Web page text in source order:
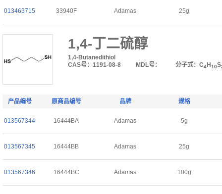
013463715 33940F Adamas 25g
1,4-丁二硫醇
1,4-Butanedithiol
CAS号：1191-08-8
MDL号： 分子式：C4H 10S
产品编号 原商品编号 品牌 规格
013567344 16444BA Adamas 5g
013567345 16444BB Adamas 25g
013567346 16444BC Adamas 100g